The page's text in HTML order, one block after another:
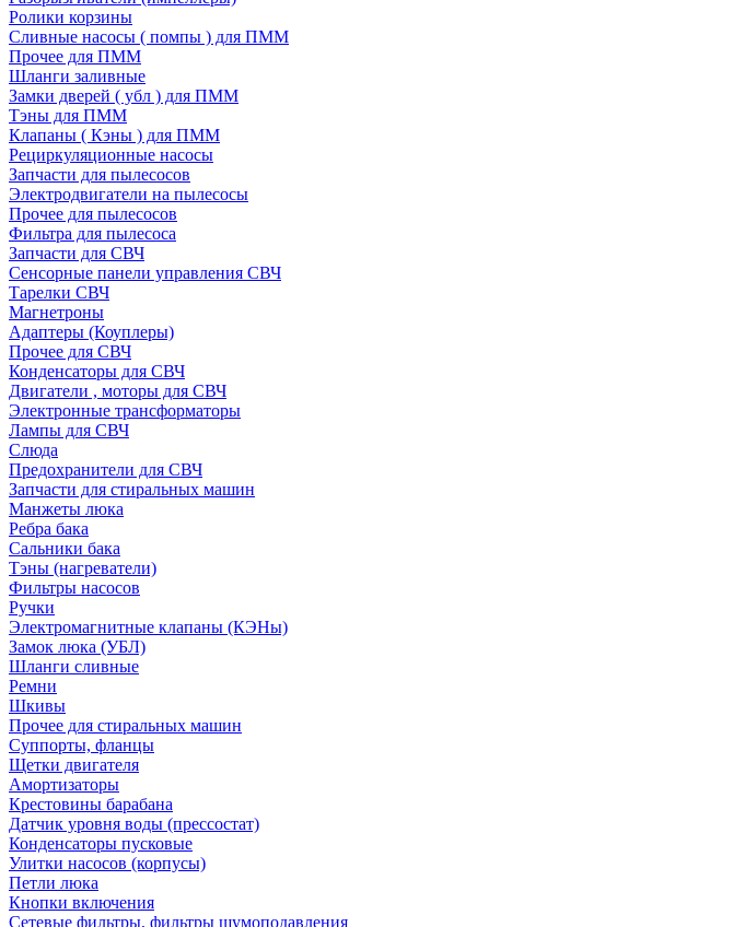
Ролики корзины
Сливные насосы ( помпы ) для ПММ
Прочее для ПММ
Шланги заливные
Замки дверей ( убл ) для ПММ
Тэны для ПММ
Клапаны ( Кэны ) для ПММ
Рециркуляционные насосы
Запчасти для пылесосов
Электродвигатели на пылесосы
Прочее для пылесосов
Фильтра для пылесоса
Запчасти для СВЧ
Сенсорные панели управления СВЧ
Тарелки СВЧ
Магнетроны
Адаптеры (Коуплеры)
Прочее для СВЧ
Конденсаторы для СВЧ
Двигатели , моторы для СВЧ
Электронные трансформаторы
Лампы для СВЧ
Слюда
Предохранители для СВЧ
Запчасти для стиральных машин
Манжеты люка
Ребра бака
Сальники бака
Тэны (нагреватели)
Фильтры насосов
Ручки
Электромагнитные клапаны (КЭНы)
Замок люка (УБЛ)
Шланги сливные
Ремни
Шкивы
Прочее для стиральных машин
Суппорты, фланцы
Щетки двигателя
Амортизаторы
Крестовины барабана
Датчик уровня воды (прессостат)
Конденсаторы пусковые
Улитки насосов (корпусы)
Петли люка
Кнопки включения
Сетевые фильтры, фильтры шумоподавления